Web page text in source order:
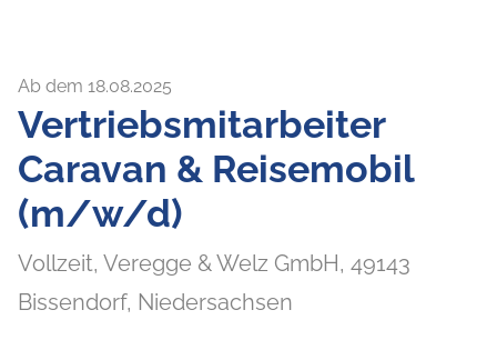
Ab dem 18.08.2025
Vertriebsmitarbeiter
Caravan & Reisemobil
(m/w/d)
Vollzeit, Veregge & Welz GmbH, 49143
Bissendorf, Niedersachsen